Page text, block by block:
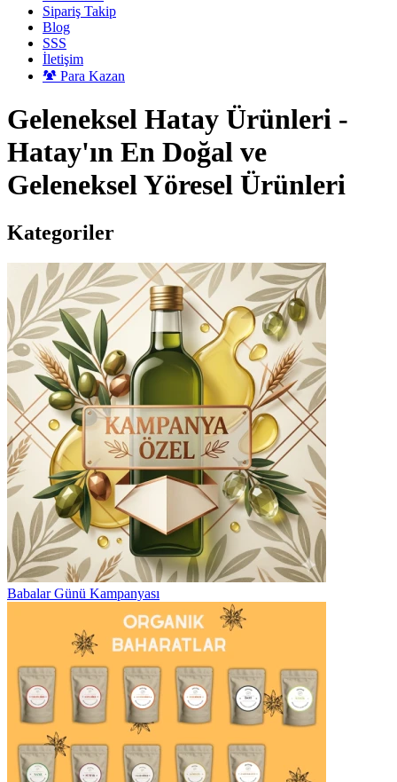
Sipariş Takip
Blog
SSS
İletişim
Para Kazan
Geleneksel Hatay Ürünleri -
Hatay'ın En Doğal ve
Geleneksel Yöresel Ürünleri
Kategoriler
Babalar Günü Kampanyası